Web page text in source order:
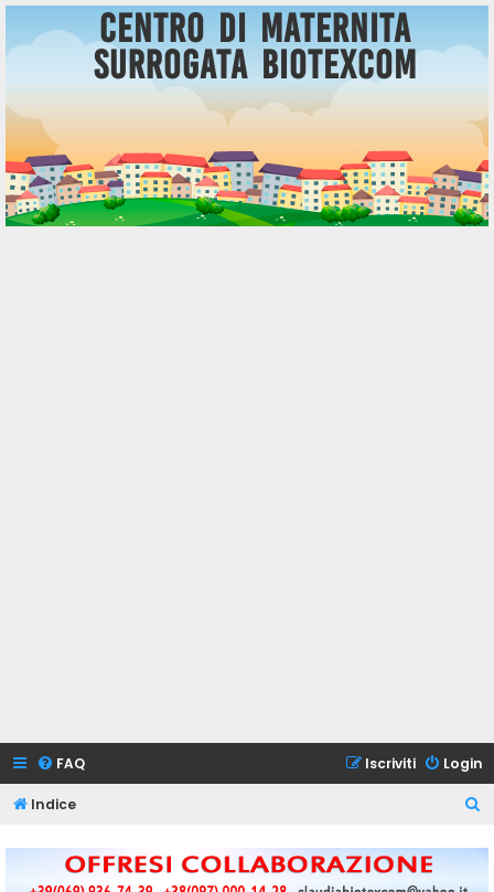
Centro di Maternita
Surrogata BioTexCom
FAQ Login
Iscriviti
Indice